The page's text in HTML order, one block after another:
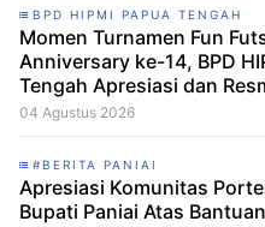
BPD HIPMI PAPUA TENGAH
Momen Turnamen Fun
Anniversary ke-14, BPD
Tengah Apresiasi dan
Skuad Baru Makamagu
04 Agustus 2026
#BERITA PANIAI
Apresiasi Komunitas
Bupati Paniai Atas